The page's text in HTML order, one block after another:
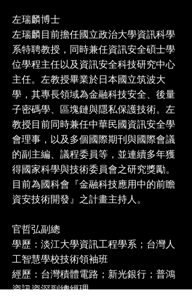
左瑞麟博士
左瑞麟目前擔任國立政治大學資訊科學
系特聘教授，同時兼任資訊安全碩士學
位學程主任以及資訊安全科技研究中心
主任。左教授畢業於日本國立筑波大
學，其專長領域為金融科技安全、後量
子密碼學、區塊鏈與隱私保護技術。左
教授目前同時兼任中華民國資訊安全學
會理事，以及多個國際期刊與國際會議
的副主編、議程委員等，並連續多年獲
得國家科學與技術委員會之研究獎勵。
目前為國科會『金融科技應用中的前瞻
資安技術開發』之計畫主持人。
官哲弘副總
學歷：淡江⼤學資訊⼯程學系；台灣⼈
⼯智慧學校技術領袖班
經歷：台灣積體電路；新光銀⾏；普鴻
資訊資深副總經理